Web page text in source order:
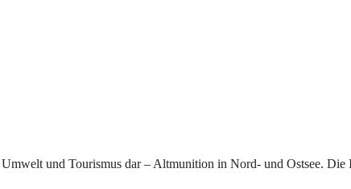
und Tourismus dar – Altmunition in Nord- und Ostsee.